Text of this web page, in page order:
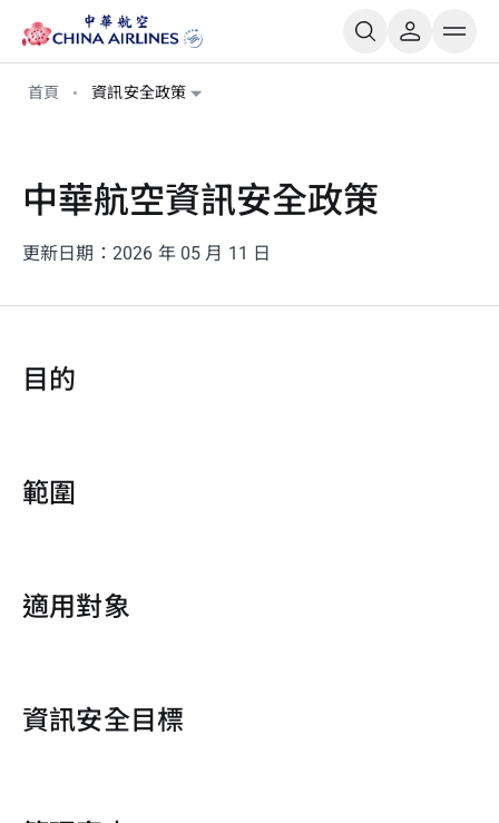
首頁 資訊安全政策
中華航空資訊安全政策
更新日期：2026 年 05 月 11 日
目的
範圍
適用對象
資訊安全目標